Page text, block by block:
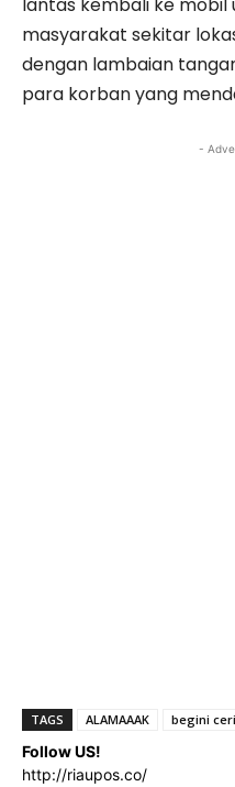
masyarakat sekitar
dengan lambaian
para korban yang
-
TAGS ALAMAAAK begini
Follow US!
http://riaupos.co/